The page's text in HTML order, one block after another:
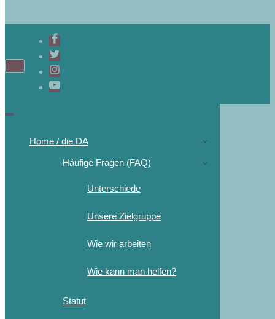
Home / die DA
Häufige Fragen (FAQ)
Unterschiede
Unsere Zielgruppe
Wie wir arbeiten
Wie kann man helfen?
Statut